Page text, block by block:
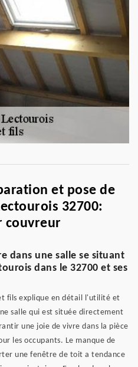
et pose de
32700:
couvreur
dans une salle se situant
dans le 32700 et ses
fils explique en détail l'utilité et
salle qui est située directement
une joie de vivre dans la pièce
les occupants. Le manque de
une fenêtre de toit a tendance